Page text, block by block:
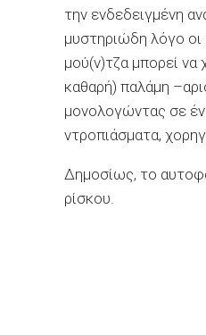
την ενδεδειγμένη
μυστηριώδη λόγο
μού(ν)τζα μπορεί
καθαρή) παλάμη
μονολογώντας σε
ντροπιάσματα,
Δημοσίως, το
ρίσκου.